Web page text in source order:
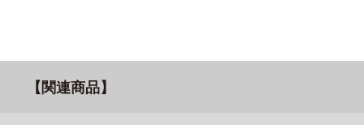
【関連商品】